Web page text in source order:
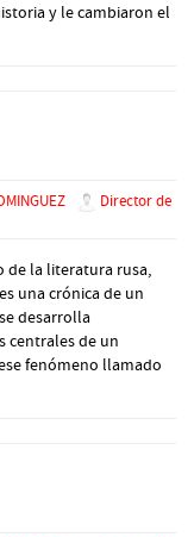
y le cambiaron el
Director de
de la literatura rusa,
una crónica de un
desarrolla
centrales de un
fenómeno llamado